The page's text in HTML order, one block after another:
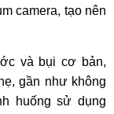
camera, tạo nên
và bụi cơ bản,
gần như không
huống sử dụng